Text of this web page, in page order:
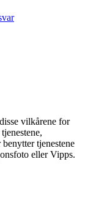
vilkårene for
tjenestene
eller Vipps.